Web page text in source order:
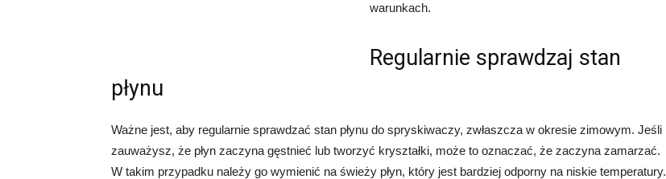
warunkach.
Regularnie sprawdzaj stan
płynu
Ważne jest, aby regularnie sprawdzać stan płynu do spryskiwaczy, zwłaszcza w okresie zimowym. Jeśli
zauważysz, że płyn zaczyna gęstnieć lub tworzyć kryształki, może to oznaczać, że zaczyna zamarzać.
W takim przypadku należy go wymienić na świeży płyn, który jest bardziej odporny na niskie temperatury.